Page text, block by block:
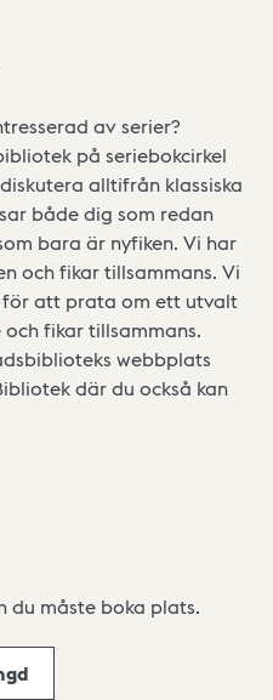
av serier?
på seriebokcirkel
alltifrån klassiska
både dig som redan
bara är nyfiken. Vi har
och fikar tillsammans. Vi
för att prata om ett utvalt
fikar tillsammans.
webbplats
där du också kan
du måste boka plats.